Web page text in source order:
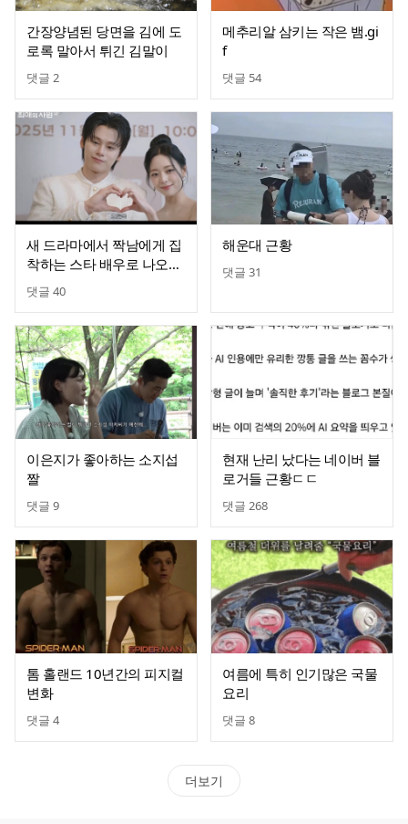
간장양념된 당면을 김에 도
로록 말아서 튀긴 김말이
댓글 2
메추리알 삼키는 작은 뱀.gi
f
댓글 54
새 드라마에서 짝남에게 집
착하는 스타 배우로 나오는
있지 유나
댓글 40
해운대 근황
댓글 31
이은지가 좋아하는 소지섭
짤
댓글 9
현재 난리 났다는 네이버 블
로거들 근황ㄷㄷ
댓글 268
톰 홀랜드 10년간의 피지컬
변화
댓글 4
여름에 특히 인기많은 국물
요리
댓글 8
더보기